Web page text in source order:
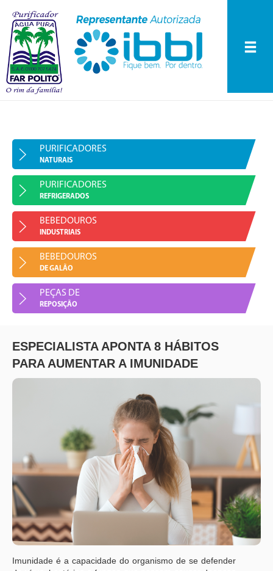
Purificadores
Naturais
Refrigerados
A EMPRESA
Purificadores Naturais
Purificadores Refrigerados
Bebedouros Industriais
BLOG FAR POLITO
FALE CONOSCO
PURIFICADORES
NATURAIS
PURIFICADORES
REFRIGERADOS
BEBEDOUROS
INDUSTRIAIS
BEBEDOUROS
DE GALÃO
PEÇAS DE
REPOSIÇÃO
ESPECIALISTA APONTA 8 HÁBITOS
PARA AUMENTAR A IMUNIDADE
Imunidade é a capacidade do organismo de se defender